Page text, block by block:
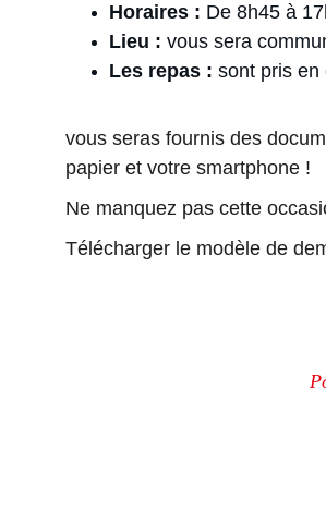
Horaires : De 8h45 à
Lieu : vous sera
Les repas : sont pris en
vous seras fournis des
papier et votre smartphone !
Ne manquez pas cette
Télécharger le modèle de